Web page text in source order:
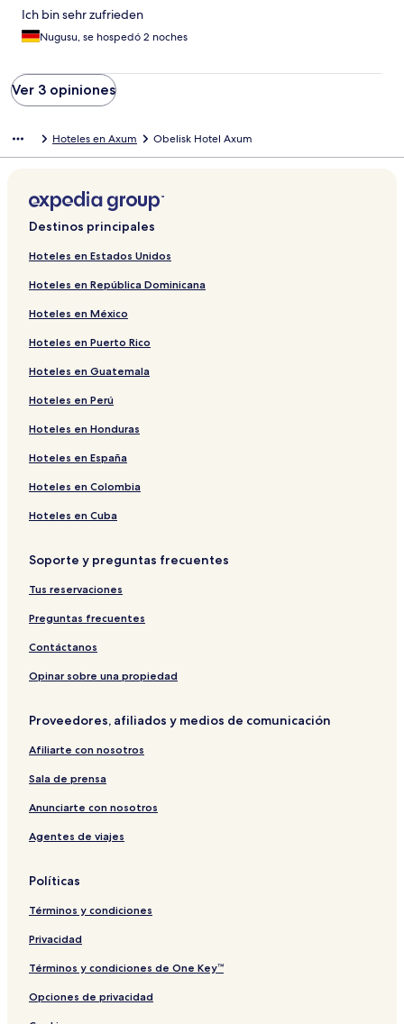
Ich bin sehr zufrieden
Nugusu, se hospedó 2 noches
Ver 3 opiniones
Hoteles en Axum Obelisk Hotel Axum
Destinos principales
Hoteles en Estados Unidos
Hoteles en República Dominicana
Hoteles en México
Hoteles en Puerto Rico
Hoteles en Guatemala
Hoteles en Perú
Hoteles en Honduras
Hoteles en España
Hoteles en Colombia
Hoteles en Cuba
Soporte y preguntas frecuentes
Tus reservaciones
Preguntas frecuentes
Contáctanos
Opinar sobre una propiedad
Proveedores, afiliados y medios de comunicación
Afiliarte con nosotros
Sala de prensa
Anunciarte con nosotros
Agentes de viajes
Políticas
Términos y condiciones
Privacidad
Términos y condiciones de One Key™
Opciones de privacidad